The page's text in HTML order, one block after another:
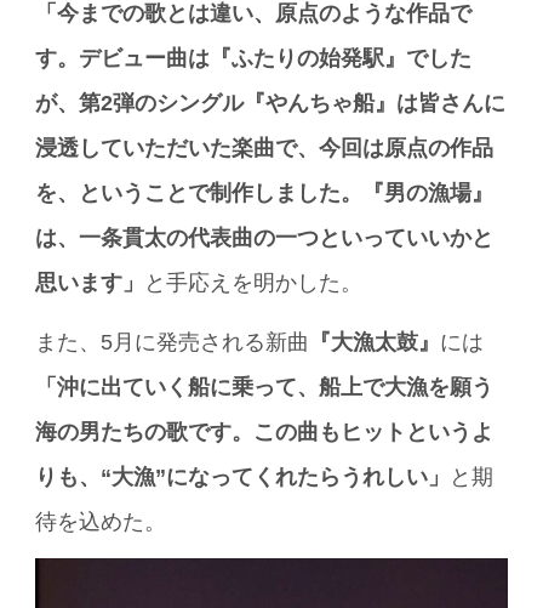
「今までの歌とは違い、原点のような作品で
す。デビュー曲は『ふたりの始発駅』でした
が、第2弾のシングル『やんちゃ船』は皆さんに
浸透していただいた楽曲で、今回は原点の作品
を、ということで制作しました。『男の漁場』
は、一条貫太の代表曲の一つといっていいかと
思います」
と手応えを明かした。
また、5月に発売される新曲 『大漁太鼓』 には
「沖に出ていく船に乗って、船上で大漁を願う
海の男たちの歌です。この曲もヒットというよ
りも、“大漁”になってくれたらうれしい」
と期
待を込めた。